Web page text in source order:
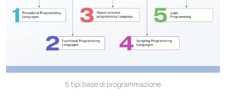
5 tipi base di programmazione